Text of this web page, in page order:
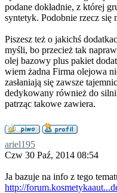
podane dokładnie, z której
syntetyk. Podobnie rzecz się
Piszesz też o jakichś
myśli, bo przecież tak
olej bazowy plus pakiet
wiem żadna Firma olejowa
zasłaniają się zawsze
dedykowany również do
patrząc takowe zawiera.
ariel195
Czw 30 Paź, 2014 08:54
Ja bazuje na info z tego
http://